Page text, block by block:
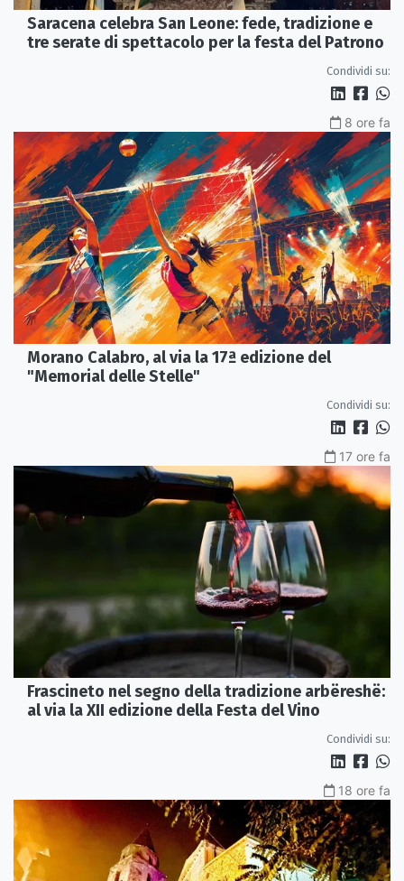
Saracena celebra San Leone: fede, tradizione e
tre serate di spettacolo per la festa del Patrono
Condividi su:
8 ore fa
Morano Calabro, al via la 17ª edizione del
"Memorial delle Stelle"
Condividi su:
17 ore fa
Frascineto nel segno della tradizione arbëreshë:
al via la XII edizione della Festa del Vino
Condividi su:
18 ore fa